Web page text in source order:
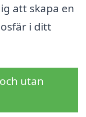
att skapa en
i ditt
utan